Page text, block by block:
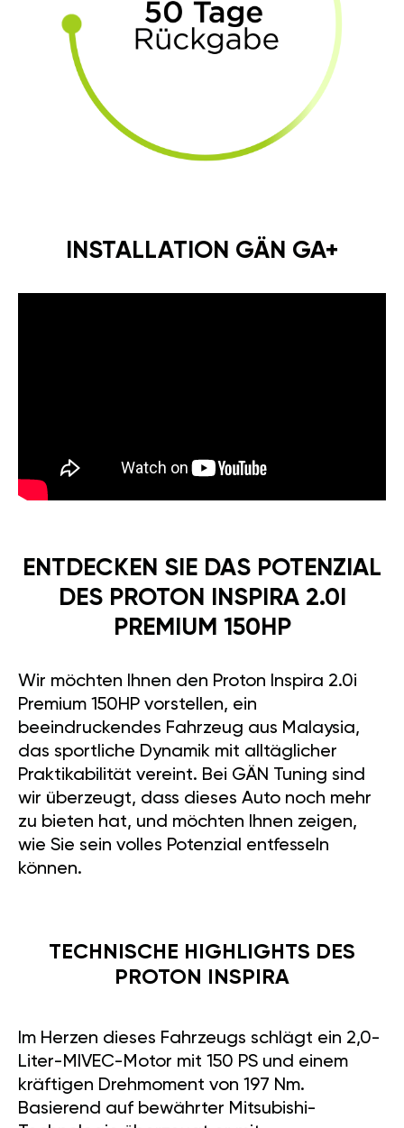
INSTALLATION GÄN GA+
ENTDECKEN SIE DAS POTENZIAL
DES PROTON INSPIRA 2.0I
PREMIUM 150HP
Wir möchten Ihnen den Proton Inspira 2.0i
Premium 150HP vorstellen, ein
beeindruckendes Fahrzeug aus Malaysia,
das sportliche Dynamik mit alltäglicher
Praktikabilität vereint. Bei GÄN Tuning sind
wir überzeugt, dass dieses Auto noch mehr
zu bieten hat, und möchten Ihnen zeigen,
wie Sie sein volles Potenzial entfesseln
können.
TECHNISCHE HIGHLIGHTS DES
PROTON INSPIRA
Im Herzen dieses Fahrzeugs schlägt ein 2,0-
Liter-MIVEC-Motor mit 150 PS und einem
kräftigen Drehmoment von 197 Nm.
Basierend auf bewährter Mitsubishi-